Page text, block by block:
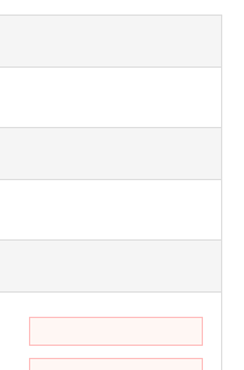
おわり